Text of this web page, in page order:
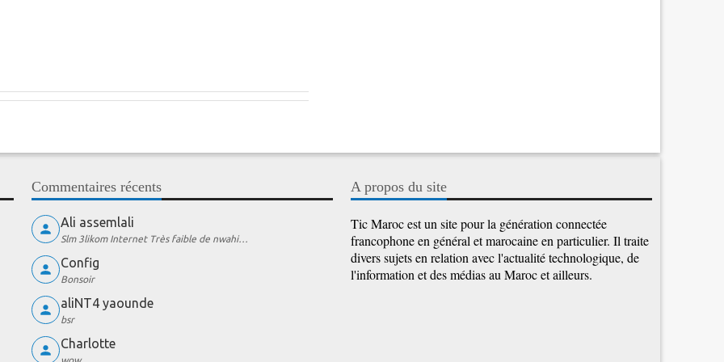
Commentaires récents
Ali assemlali
Slm 3likom Internet Très faible de nwahi…
Config
Bonsoir
aliNT4 yaounde
bsr
Charlotte
A propos du site
Tic Maroc est un site pour la génération connectée
francophone en général et marocaine en particulier. Il traite
divers sujets en relation avec l'actualité technologique, de
l'information et des médias au Maroc et ailleurs.